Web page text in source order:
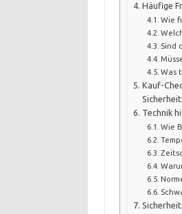
Häufige
Wie
Sind
Was
Kauf-
Technik
Wie